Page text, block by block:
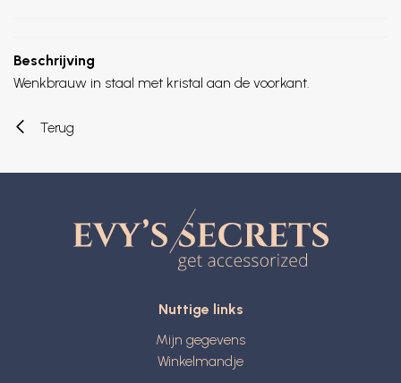
Beschrijving
Wenkbrauw in staal met kristal aan de voorkant.
Terug
Nuttige links
Mijn gegevens
Winkelmandje